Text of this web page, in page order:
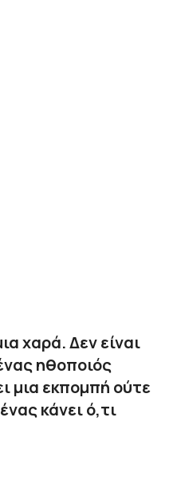
χαρά. Δεν είναι
ηθοποιός
μια εκπομπή ούτε
κάνει ό,τι